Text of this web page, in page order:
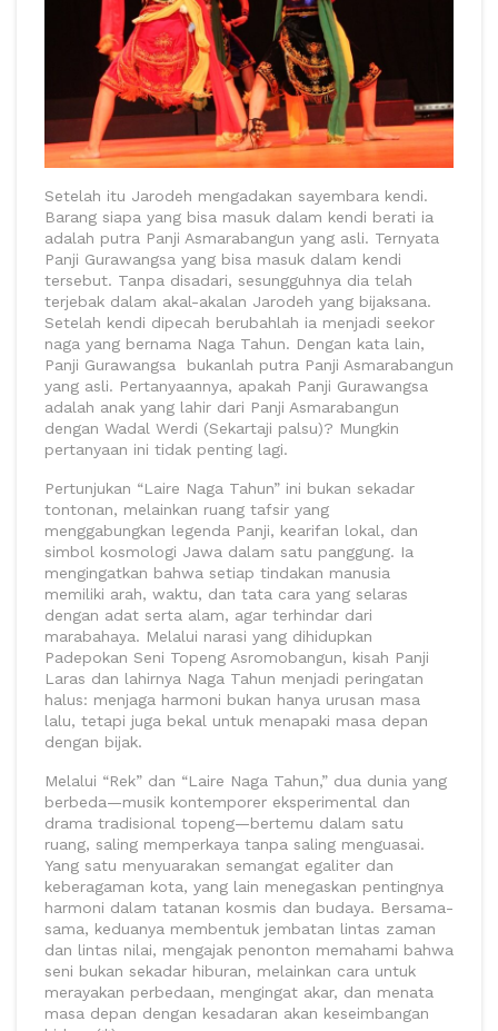
Setelah itu Jarodeh mengadakan sayembara kendi.
Barang siapa yang bisa masuk dalam kendi berati ia
adalah putra Panji Asmarabangun yang asli. Ternyata
Panji Gurawangsa yang bisa masuk dalam kendi
tersebut. Tanpa disadari, sesungguhnya dia telah
terjebak dalam akal-akalan Jarodeh yang bijaksana.
Setelah kendi dipecah berubahlah ia menjadi seekor
naga yang bernama Naga Tahun. Dengan kata lain,
Panji Gurawangsa bukanlah putra Panji Asmarabangun
yang asli. Pertanyaannya, apakah Panji Gurawangsa
adalah anak yang lahir dari Panji Asmarabangun
dengan Wadal Werdi (Sekartaji palsu)? Mungkin
pertanyaan ini tidak penting lagi.
Pertunjukan “Laire Naga Tahun” ini bukan sekadar
tontonan, melainkan ruang tafsir yang
menggabungkan legenda Panji, kearifan lokal, dan
simbol kosmologi Jawa dalam satu panggung. Ia
mengingatkan bahwa setiap tindakan manusia
memiliki arah, waktu, dan tata cara yang selaras
dengan adat serta alam, agar terhindar dari
marabahaya. Melalui narasi yang dihidupkan
Padepokan Seni Topeng Asromobangun, kisah Panji
Laras dan lahirnya Naga Tahun menjadi peringatan
halus: menjaga harmoni bukan hanya urusan masa
lalu, tetapi juga bekal untuk menapaki masa depan
dengan bijak.
Melalui “Rek” dan “Laire Naga Tahun,” dua dunia yang
berbeda—musik kontemporer eksperimental dan
drama tradisional topeng—bertemu dalam satu
ruang, saling memperkaya tanpa saling menguasai.
Yang satu menyuarakan semangat egaliter dan
keberagaman kota, yang lain menegaskan pentingnya
harmoni dalam tatanan kosmis dan budaya. Bersama-
sama, keduanya membentuk jembatan lintas zaman
dan lintas nilai, mengajak penonton memahami bahwa
seni bukan sekadar hiburan, melainkan cara untuk
merayakan perbedaan, mengingat akar, dan menata
masa depan dengan kesadaran akan keseimbangan